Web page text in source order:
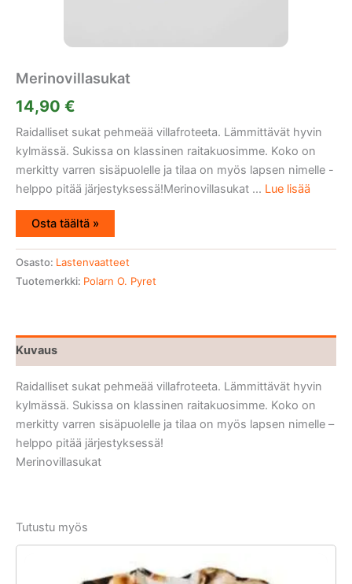
Merinovillasukat
14,90 €
Raidalliset sukat pehmeää villafroteeta. Lämmittävät hyvin
kylmässä. Sukissa on klassinen raitakuosimme. Koko on
merkitty varren sisäpuolelle ja tilaa on myös lapsen nimelle -
helppo pitää järjestyksessä!Merinovillasukat ... Lue lisää
Osta täältä »
Osasto: Lastenvaatteet
Tuotemerkki: Polarn O. Pyret
Kuvaus
Raidalliset sukat pehmeää villafroteeta. Lämmittävät hyvin
kylmässä. Sukissa on klassinen raitakuosimme. Koko on
merkitty varren sisäpuolelle ja tilaa on myös lapsen nimelle –
helppo pitää järjestyksessä!
Merinovillasukat
Tutustu myös